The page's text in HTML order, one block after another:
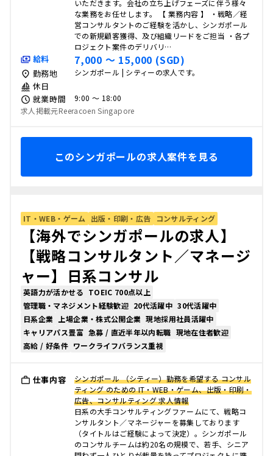
いただきます。会社の立ち上げフェーズに伴う様々
な業務をお任せします。 【 業務内容 】 ・戦略／経
営コンサルタントのご経験を活かし、シンガポール
での新規顧客獲得、及び組織リードをご担当 ・各プ
ロジェクト案件のデリバリ…
給料 7,000 〜 15,000 (SGD)
勤務地 シンガポール | シティーの求人です。
休日
就業時間
9:00 〜 18:00
求人掲載元Reeracoen Singapore
このシンガポールの求人案件を見る
IT・WEB・ゲーム 出版・印刷・広告 コンサルティング
【海外でシンガポールの求人】
【戦略コンサルタント／マネージ
ャー】日系コンサル
英語力が活かせる TOEIC 700点以上
管理職・マネジメント経験歓迎 20代活躍中 30代活躍中
日系企業
上場企業・株式公開企業 現地採用社員活躍中
キャリアパス豊富 急募 / 直近半年以内転職 現地在住者歓迎
高給 / 好条件 ワークライフバランス重視
仕事内容
シンガポール （シティー）勤務を希望する コンサル
ティング のための IT・WEB・ゲーム、出版・印刷・
広告、コンサルティング 求人情報
日系の大手コンサルティングファームにて、戦略コ
ンサルタント／マネージャーを募集しております
（タイトルはご経験によって決定）。シンガポール
のコンサルチームは約20名の規模で、若手、シニア